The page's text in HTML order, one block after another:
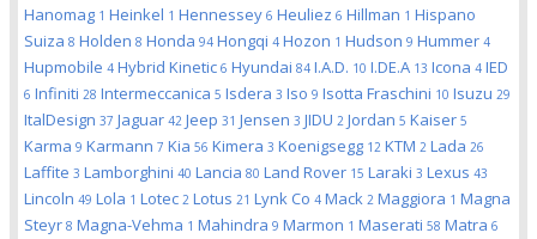
Hanomag 1 Heinkel 1 Hennessey 6 Heuliez 6 Hillman 1 Hispano
Suiza 8 Holden 8 Honda 94 Hongqi 4 Hozon 1 Hudson 9 Hummer 4
Hupmobile 4 Hybrid Kinetic 6 Hyundai 84 I.A.D. 10 I.DE.A 13 Icona 4 IED
6 Infiniti 28 Intermeccanica 5 Isdera 3 Iso 9 Isotta Fraschini 10 Isuzu 29
ItalDesign 37 Jaguar 42 Jeep 31 Jensen 3 JIDU 2 Jordan 5 Kaiser 5
Karma 9 Karmann 7 Kia 56 Kimera 3 Koenigsegg 12 KTM 2 Lada 26
Laffite 3 Lamborghini 40 Lancia 80 Land Rover 15 Laraki 3 Lexus 43
Lincoln 49 Lola 1 Lotec 2 Lotus 21 Lynk Co 4 Mack 2 Maggiora 1 Magna
Steyr 8 Magna-Vehma 1 Mahindra 9 Marmon 1 Maserati 58 Matra 6